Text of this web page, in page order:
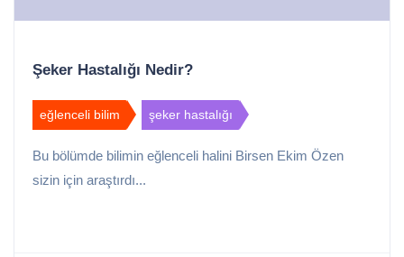
Şeker Hastalığı Nedir?
eğlenceli bilim şeker hastalığı
Bu bölümde bilimin eğlenceli halini Birsen Ekim Özen
sizin için araştırdı...